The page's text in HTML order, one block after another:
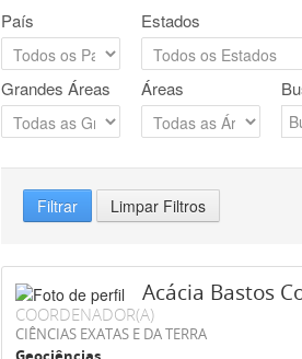
País Estados
Grandes Áreas Áreas
Filtrar Limpar Filtros
Acácia Bastos
COORDENADOR(A)
CIÊNCIAS EXATAS E DA TERRA